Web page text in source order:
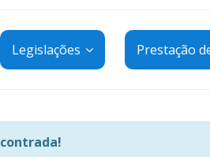
Legislações Prestação